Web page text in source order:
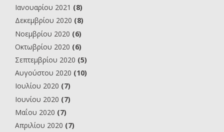
Ιανουαρίου 2021 (8)
Δεκεμβρίου 2020 (8)
Νοεμβρίου 2020 (6)
Οκτωβρίου 2020 (6)
Σεπτεμβρίου 2020 (5)
Αυγούστου 2020 (10)
Ιουλίου 2020 (7)
Ιουνίου 2020 (7)
Μαΐου 2020 (7)
Απριλίου 2020 (7)